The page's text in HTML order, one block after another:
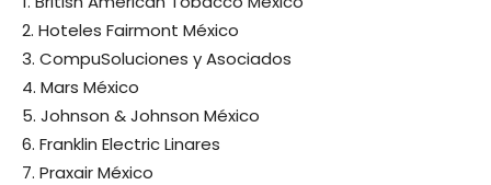
2. Hoteles Fairmont México
3. CompuSoluciones y Asociados
4. Mars México
5. Johnson & Johnson México
6. Franklin Electric Linares
7. Praxair México